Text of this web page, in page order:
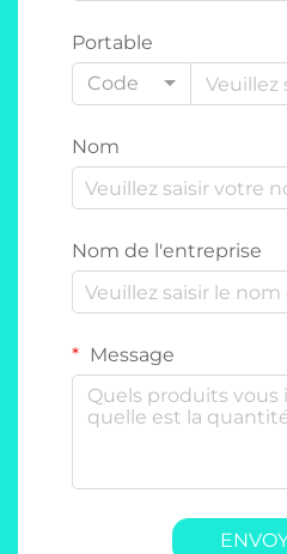
Portable
Code
Nom
Nom de l'entreprise
Message